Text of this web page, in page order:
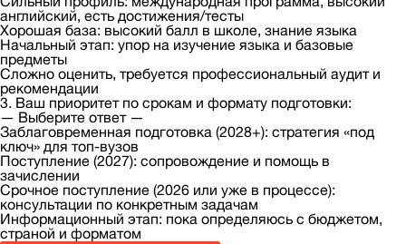
английский, есть достижения/тесты
Хорошая база: высокий балл в школе, знание языка
Начальный этап: упор на изучение языка и базовые
предметы
Сложно оценить, требуется профессиональный аудит и
рекомендации
3. Ваш приоритет по срокам и формату подготовки:
— Выберите ответ —
Заблаговременная подготовка (2028+): стратегия «под
ключ» для топ-вузов
Поступление (2027): сопровождение и помощь в
зачислении
Срочное поступление (2026 или уже в процессе):
консультации по конкретным задачам
Информационный этап: пока определяюсь с бюджетом,
страной и форматом